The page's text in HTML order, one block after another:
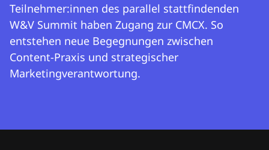
Teilnehmer:innen des parallel stattfindenden
W&V Summit haben Zugang zur CMCX. So
entstehen neue Begegnungen zwischen
Content-Praxis und strategischer
Marketingverantwortung.